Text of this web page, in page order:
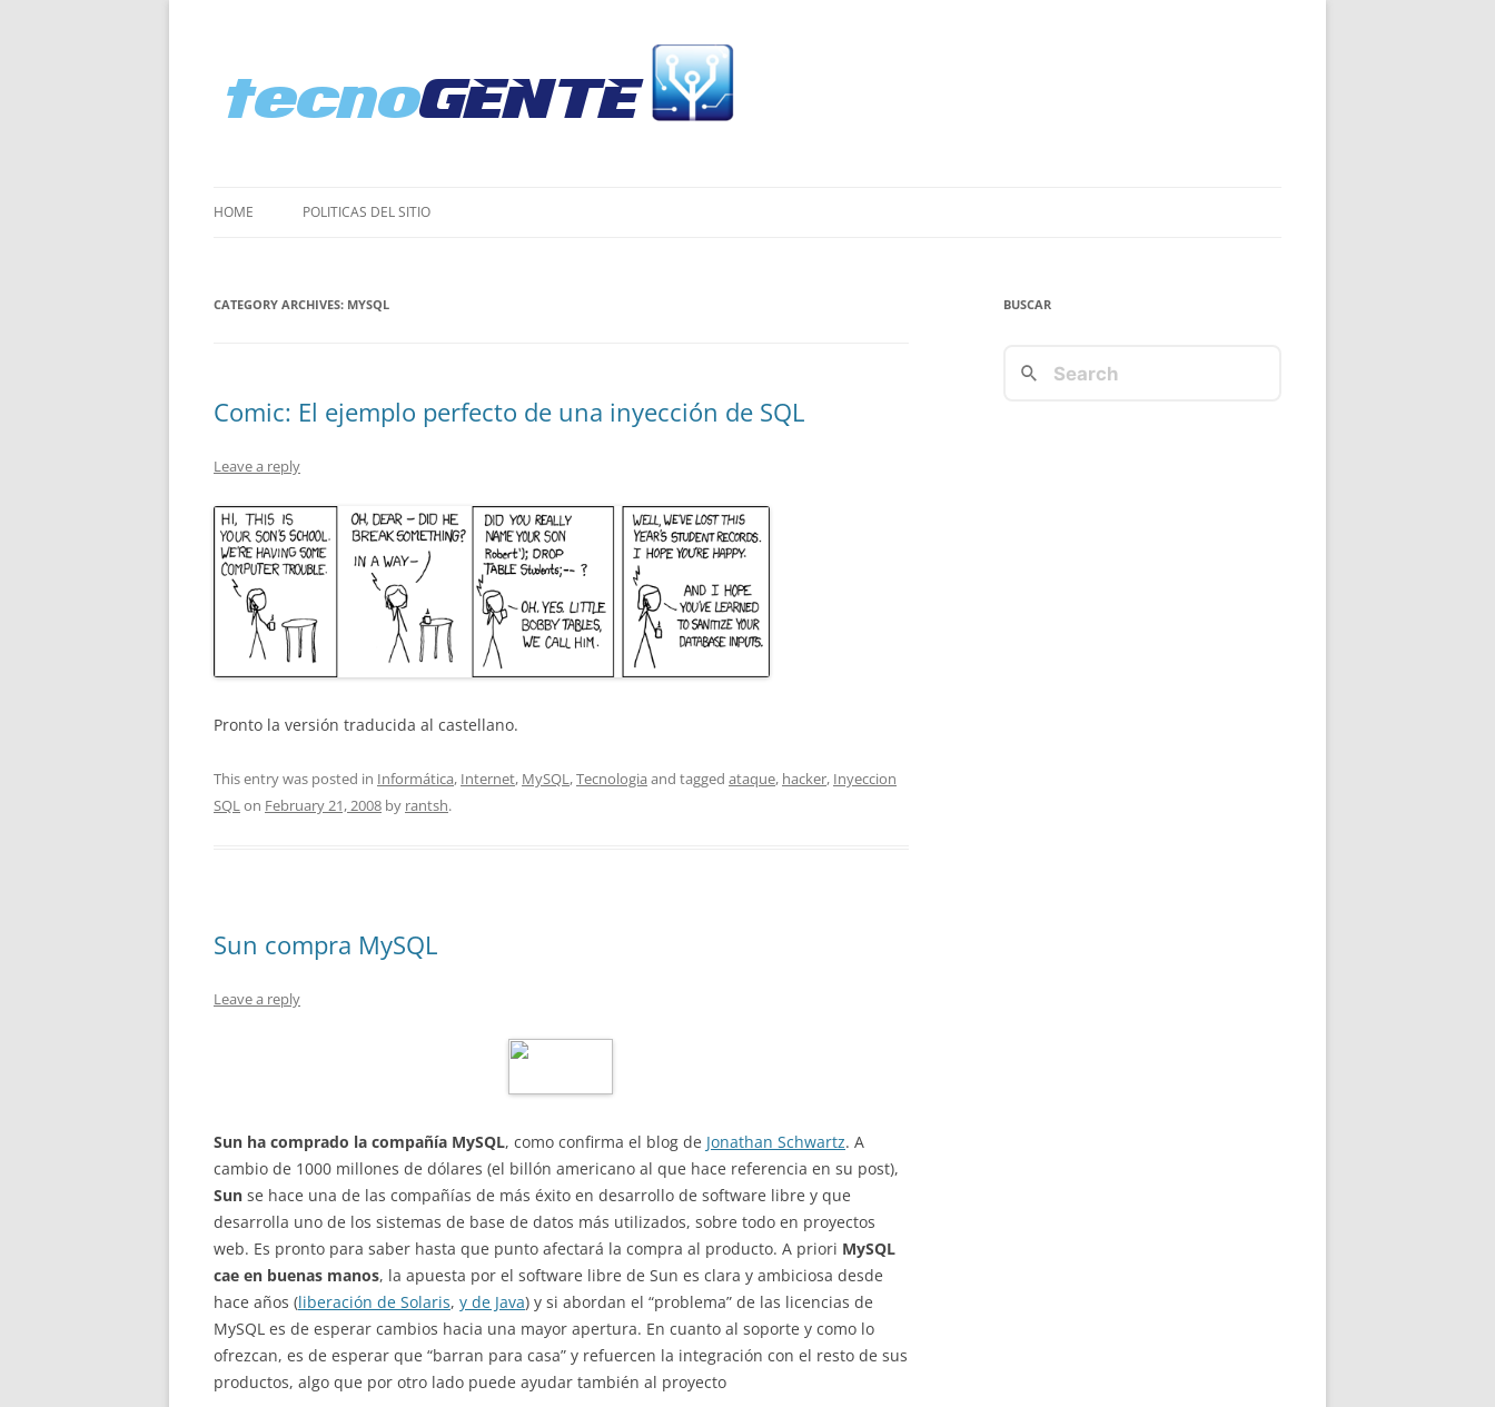
HOME POLI­TICAS DEL SITIO
CATEGORY ARCHIVES: MYSQL
Comic: El ejemplo perfecto de una inyección de SQL
Leave a reply
Pronto la versión traducida al castellano.
This entry was posted in Informática, Internet, MySQL,Tecnologia and tagged ataque, hacker, Inyeccion
SQLon February 21, 2008 by rantsh.
Sun compra MySQL
Leave a reply
Sun ha comprado la compañía MySQL, como confirma el blog de Jonathan Schwartz. A
cambio de 1000 millones de dólares (el billón americano al que hace referencia en su post),
Sun se hace una de las compañías de más éxito en desarrollo de software libre y que
desarrolla uno de los sistemas de base de datos más utilizados, sobre todo en proyectos
web. Es pronto para saber hasta que punto afectará la compra al producto. A priori MySQL
cae en buenas manos, la apuesta por el software libre de Sun es clara y ambiciosa desde
hace años (liberación de Solaris, y de Java) y si abordan el “problema” de las licencias de
MySQL es de esperar cambios hacia una mayor apertura. En cuanto al soporte y como lo
ofrezcan, es de esperar que “barran para casa” y refuercen la integración con el resto de sus
productos, algo que por otro lado puede ayudar también al proyecto
BUSCAR